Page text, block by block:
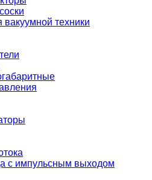
техники
с импульсным выходом